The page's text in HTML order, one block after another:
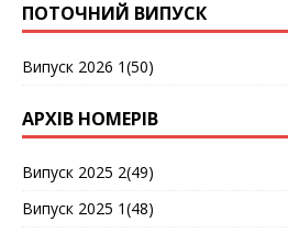
ПОТОЧНИЙ ВИПУСК
Випуск 2026 1(50)
АРХІВ НОМЕРІВ
Випуск 2025 2(49)
Випуск 2025 1(48)